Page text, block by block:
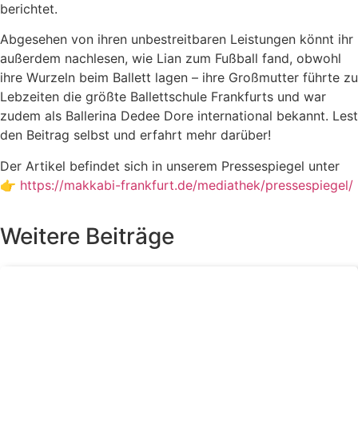
berichtet.
Abgesehen von ihren unbestreitbaren Leistungen könnt ihr
außerdem nachlesen, wie Lian zum Fußball fand, obwohl
ihre Wurzeln beim Ballett lagen – ihre Großmutter führte zu
Lebzeiten die größte Ballettschule Frankfurts und war
zudem als Ballerina Dedee Dore international bekannt. Lest
den Beitrag selbst und erfahrt mehr darüber!
Der Artikel befindet sich in unserem Pressespiegel unter
👉 https://makkabi-frankfurt.de/mediathek/pressespiegel/
Weitere Beiträge